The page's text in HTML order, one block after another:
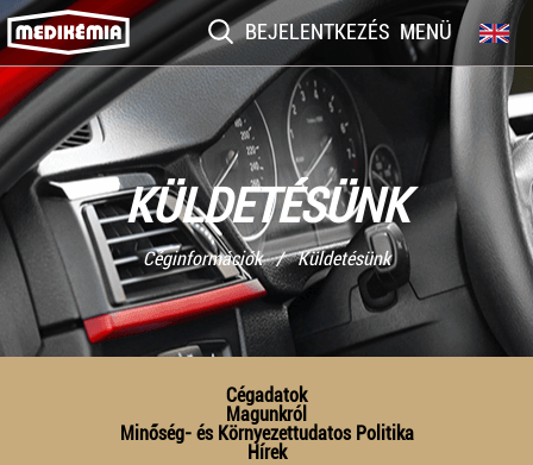
BEJELENTKEZÉS MENÜ
KÜLDETÉSÜNK
Céginformációk / Küldetésünk
Cégadatok
Magunkról
Minőség- és Környezettudatos Politika
Hírek